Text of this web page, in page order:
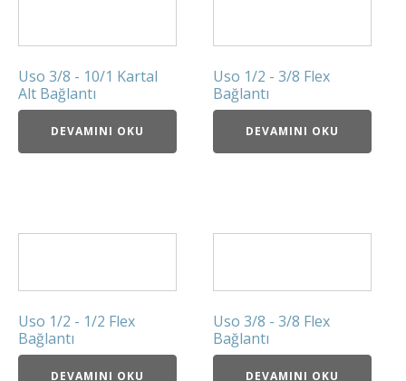
Uso 3/8 - 10/1 Kartal
Alt Bağlantı
DEVAMINI OKU
Uso 1/2 - 3/8 Flex
Bağlantı
DEVAMINI OKU
Uso 1/2 - 1/2 Flex
Bağlantı
DEVAMINI OKU
Uso 3/8 - 3/8 Flex
Bağlantı
DEVAMINI OKU